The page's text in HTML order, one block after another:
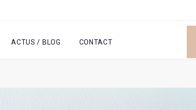
ACTUS / BLOG CONTACT